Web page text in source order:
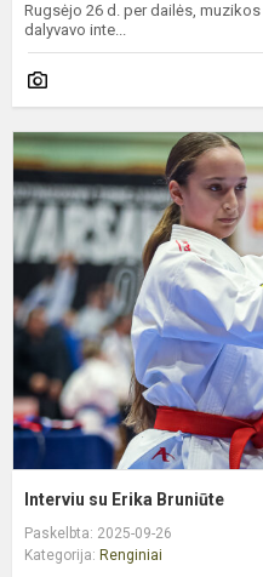
Rugsėjo 26 d. per dailės,
dalyvavo inte...
Interviu su Erika Bruniūte
Paskelbta: 2025-09-26
Kategorija: Renginiai